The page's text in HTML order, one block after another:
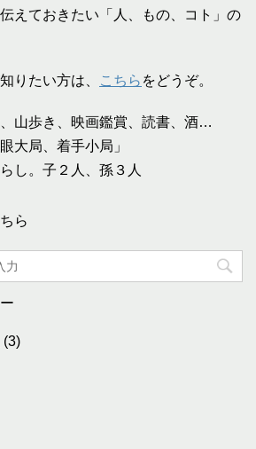
えておきたい「人、もの、コト」の
りたい方は、 こちら をどうぞ。
、山歩き、映画鑑賞、読書、酒…
大局、着手小局」
し。子２人、孫３人
ら
(3)